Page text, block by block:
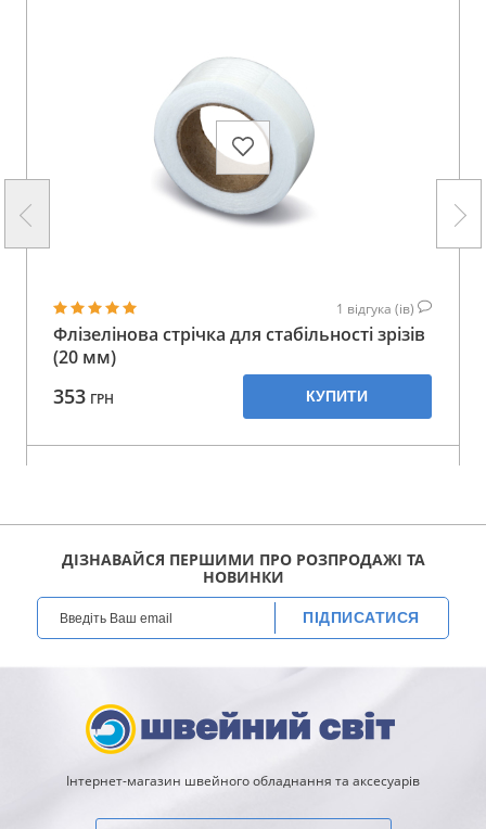
1 відгука (ів)
Флізелінова стрічка для стабільності зрізів
(20 мм)
353 ГРН КУПИТИ
ДІЗНАВАЙСЯ ПЕРШИМИ ПРО РОЗПРОДАЖІ ТА
НОВИНКИ
ПІДПИСАТИСЯ
Інтернет-магазин швейного обладнання та аксесуарів